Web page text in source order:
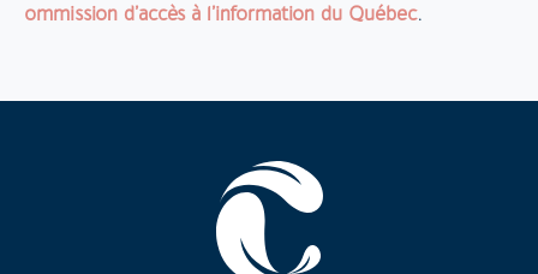
ommission d’accès à l’information du Québec.